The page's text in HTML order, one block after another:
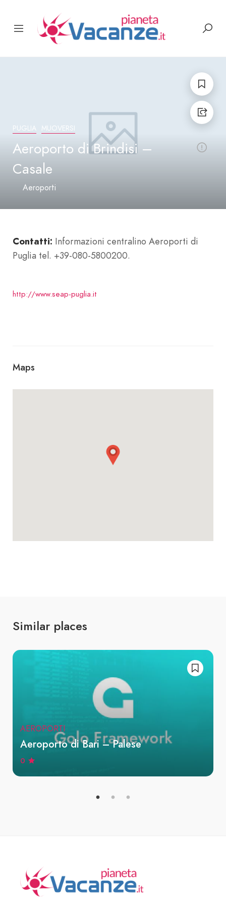
PUGLIA MUOVERSI
Aeroporto di Brindisi –
Casale
Aeroporti
Contatti: Informazioni centralino Aeroporti di
Puglia tel. +39-080-5800200.
http://www.seap-puglia.it
Maps
Similar places
AEROPORTI
Aeroporto di Bari – Palese
0